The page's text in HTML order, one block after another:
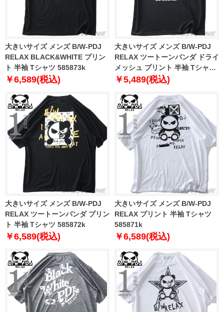
大きいサイズ メンズ B/W-PDJ
RELAX BLACK&WHITE プリン
ト 半袖 Tシャツ 585873k
￥6,589(税込)
大きいサイズ メンズ B/W-PDJ
RELAX ツートーンパンダ ドライ
メッシュ プリント 半袖 Tシャツ
585876k
￥5,489(税込)
大きいサイズ メンズ B/W-PDJ
RELAX ツートーンパンダ プリン
ト 半袖 Tシャツ 585872k
￥6,589(税込)
大きいサイズ メンズ B/W-PDJ
RELAX プリント 半袖 Tシャツ
585871k
￥6,589(税込)